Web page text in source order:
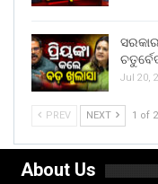
Jul 20,
PREV NEXT 1 of
About Us